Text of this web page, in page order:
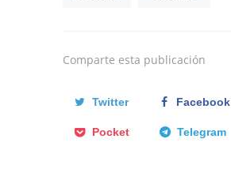
Comparte esta publicación
Twitter Facebook
Pocket Telegram